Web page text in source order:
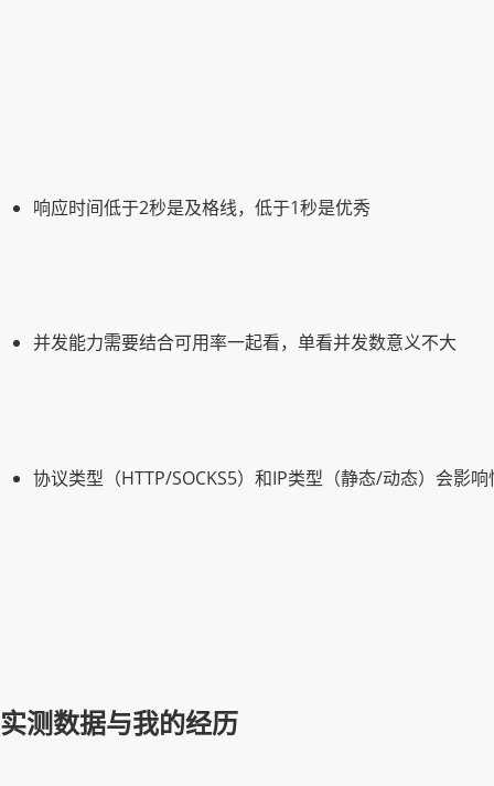
响应时间低于2秒是及格线，低于1秒是优秀
并发能力需要结合可用率一起看，单看并发数意义不大
协议类型（HTTP/SOCKS5）和IP类型（静态/动态）会影
实测数据与我的经历